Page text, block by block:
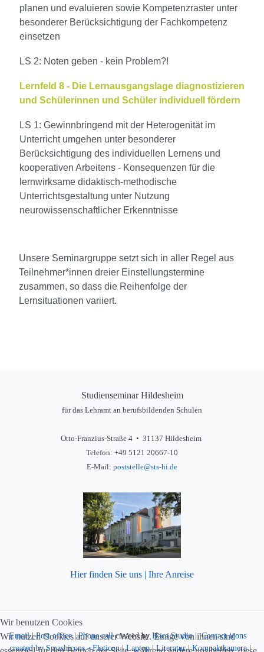
planen und evaluieren sowie Kompetenzraster unter
besonderer Berücksichtigung der Fachkompetenz
einsetzen
LS 2: Noten geben - kein Problem?!
Lernfeld 8 - Die Lernausgangslage diagnostizieren
und Schülerinnen und Schüler individuell fördern
LS 1: Gewinnbringend mit der Heterogenität im
Unterricht umgehen unter besonderer
Berücksichtigung des individuellen Lernens und
kooperativen Arbeitens - Konsequenzen für die
lernwirksame didaktisch-methodische
Unterrichtsgestaltung unter Nutzung
neurowissenschaftlicher Erkenntnisse
Unsere Seminargruppe setzt sich in aller Regel aus
Teilnehmer*innen dreier Einstellungstermine
zusammen, so dass die Reihenfolge der
Lernsituationen variiert.
Studienseminar Hildesheim
für das Lehramt an berufsbildenden Schulen
Otto-Franzius-Straße 4 • 31137 Hildesheim
Telefon: +49 5121 20667-10
E-Mail: poststelle@sts-hi.de
Hier finden Sie uns | Ihre Anreise
Email|Post office|Phone callcreated by Haca Studio|Contact icons
created by Smashicons - Flaticon|Laptop|Literatur|Kompaktkamera|
Wir benutzen Cookies
Wir nutzen Cookies auf unserer Website. Einige von ihnen sind